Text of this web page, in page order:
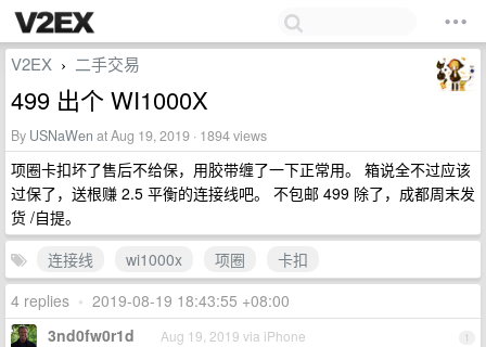
V2EX › 二手交易
499 出个 WI1000X
By USNaWen at Aug 19, 2019 · 1894 views
项圈卡扣坏了售后不给保，用胶带缠了一下正常用。 箱说全不过应该
过保了，送根赚 2.5 平衡的连接线吧。 不包邮 499 除了，成都周末发
货 /自提。
连接线
wi1000x 项圈
卡扣
4 replies • 2019-08-19 18:43:55 +08:00
1
3nd0fw0r1d Aug 19, 2019 via iPhone